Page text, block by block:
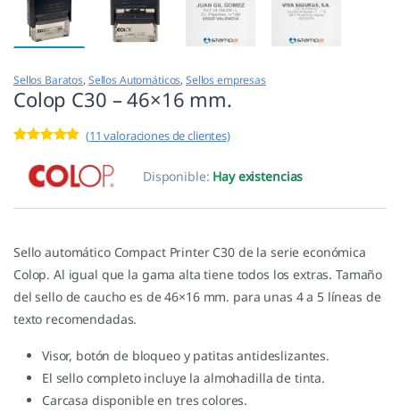
Sellos Baratos, Sellos Automáticos, Sellos empresas
Colop C30 – 46×16 mm.
5.00de 5 en
base a
valoracione
(11 valoraciones de clientes)
Disponible: Hay existencias
Sello automático Compact Printer C30 de la serie económica
Colop. Al igual que la gama alta tiene todos los extras. Tamaño
del sello de caucho es de 46×16 mm. para unas 4 a 5 líneas de
texto recomendadas.
Visor, botón de bloqueo y patitas antideslizantes.
El sello completo incluye la almohadilla de tinta.
Carcasa disponible en tres colores.